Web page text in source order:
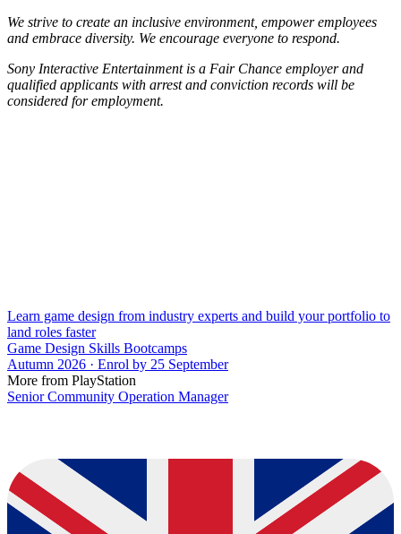
We strive to create an inclusive environment, empower employees
and embrace diversity. We encourage everyone to respond.
Sony Interactive Entertainment is a Fair Chance employer and
qualified applicants with arrest and conviction records will be
considered for employment.
Learn game design from industry experts and build your portfolio to
land roles faster
Game Design Skills Bootcamps
Autumn 2026 · Enrol by 25 September
More from PlayStation
Senior Community Operation Manager